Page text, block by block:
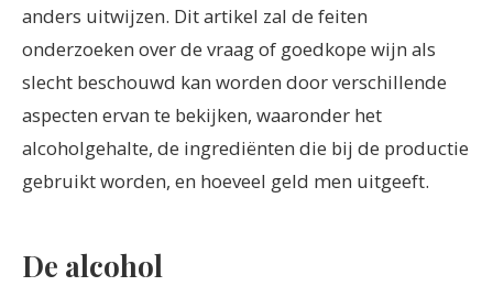
anders uitwijzen. Dit artikel zal de feiten
onderzoeken over de vraag of goedkope wijn als
slecht beschouwd kan worden door verschillende
aspecten ervan te bekijken, waaronder het
alcoholgehalte, de ingrediënten die bij de productie
gebruikt worden, en hoeveel geld men uitgeeft.
De alcohol